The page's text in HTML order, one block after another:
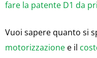
fare la patente D1 da
Vuoi sapere quanto si
motorizzazione e il